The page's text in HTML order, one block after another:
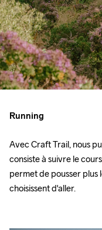
Running
Avec Craft Trail, nous
consiste à suivre le
permet de pousser plus
choisissent d'aller.